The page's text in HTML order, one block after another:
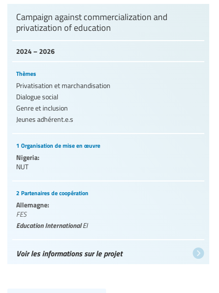
2024 – 2026
Campaign against commercialization and
privatization of education
Thèmes
Privatisation et marchandisation
Dialogue social
Genre et inclusion
Jeunes adhérent.e.s
1 Organisation de mise en œuvre
Nigeria:
NUT
2 Partenaires de coopération
Allemagne:
FES
Education InternationalEI
Voir les informations sur le projet